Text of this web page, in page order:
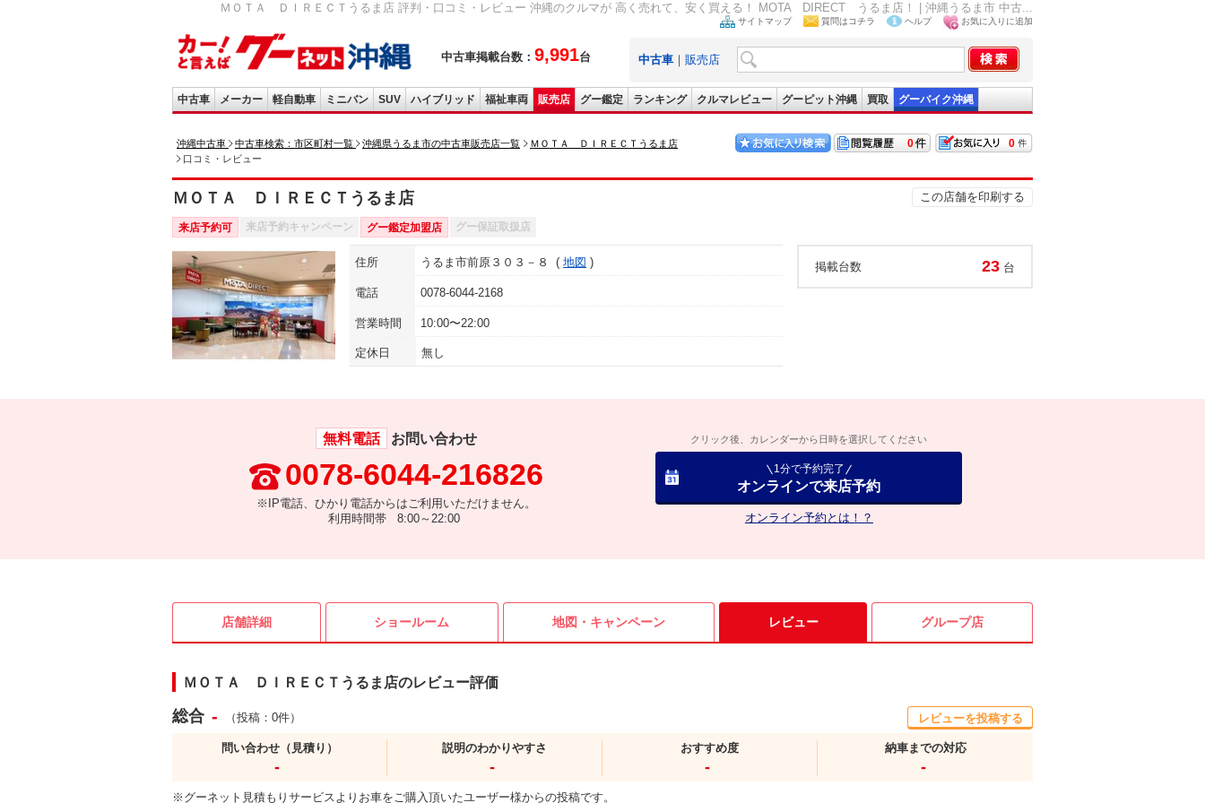
ＭＯＴＡ ＤＩＲＥＣＴうるま店 評判・口コミ・レビュー 沖縄のクルマが 高く売れて、安く買える！ MOTA DIRECT うるま店！ | 沖縄うるま市 中古...
中古車掲載台数： 9,991台
サイトマップ 質問はコチラ ヘルプ お気に入りに追加
中古車 ｜ 販売店
中古車 メーカー 軽自動車 ミニバン SUV ハイブリッド 福祉車両 販売店 グー鑑定 ランキング クルマレビュー グーピット沖縄 買取 グーバイク沖縄
沖縄中古車 中古車検索：市区町村一覧 沖縄県うるま市の中古車販売店一覧
ＭＯＴＡ ＤＩＲＥＣＴうるま店
口コミ・レビュー
0
0
ＭＯＴＡ ＤＩＲＥＣＴうるま店 この店舗を印刷する
来店予約可 来店予約キャンペーン グー鑑定加盟店 グー保証取扱店
住所 うるま市前原３０３－８ 地図
電話 0078-6044-2168
営業時間 10:00〜22:00
定休日 無し
掲載台数 23 台
無料電話 お問い合わせ
0078-6044-216826
※IP電話、ひかり電話からはご利用いただけません。
利用時間帯 8:00～22:00
クリック後、カレンダーから日時を選択してください
1分で予約完了
オンラインで来店予約
オンライン予約とは！？
店舗詳細 ショールーム 地図・ キャンペーン レビュー グループ店
ＭＯＴＡ ＤＩＲＥＣＴうるま店のレビュー評価
総合 - （投稿：0件）
問い合わせ（見積り）
-
説明のわかりやすさ
-
おすすめ度
-
納車までの対応
-
※グーネット見積もりサービスよりお車をご購入頂いたユーザー様からの投稿です。
レビューを投稿する